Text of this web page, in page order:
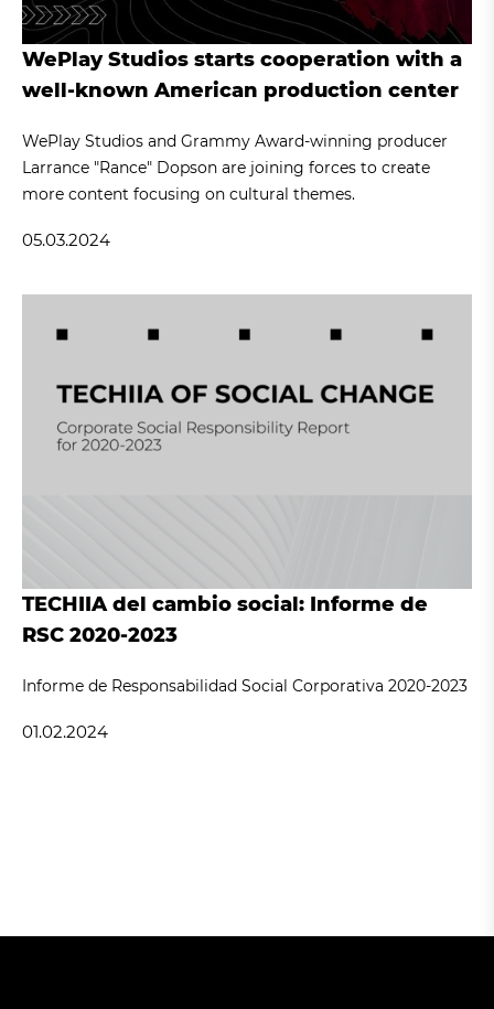
WePlay Studios starts cooperation with a
well-known American production center
WePlay Studios and Grammy Award-winning producer
Larrance "Rance" Dopson are joining forces to create
more content focusing on cultural themes.
05.03.2024
TECHIIA del cambio social: Informe de
RSC 2020-2023
Informe de Responsabilidad Social Corporativa 2020-2023
01.02.2024